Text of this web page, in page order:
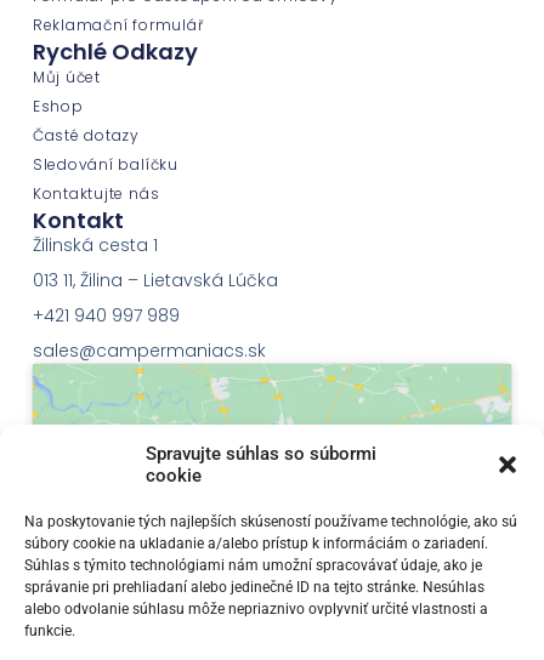
Spravujte súhlas so súbormi
cookie
Na poskytovanie tých najlepších skúseností používame technológie, ako sú
súbory cookie na ukladanie a/alebo prístup k informáciám o zariadení.
Súhlas s týmito technológiami nám umožní spracovávať údaje, ako je
správanie pri prehliadaní alebo jedinečné ID na tejto stránke. Nesúhlas
alebo odvolanie súhlasu môže nepriaznivo ovplyvniť určité vlastnosti a
funkcie.
Reklamační formulář
Rychlé Odkazy
Můj účet
Eshop
Časté dotazy
Sledování balíčku
Kontaktujte nás
Kontakt
Žilinská cesta 1
013 11, Žilina – Lietavská Lúčka
+421 940 997 989
sales@campermaniacs.sk
Klepnutím přijměte marketingové soubory
cookie a povolte tento obsah